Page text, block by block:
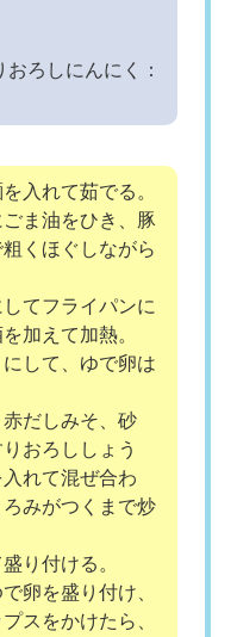
おろしにんにく：
入れて茹でる。
ごま油をひき、豚
くほぐしながら
てフライパンに
加えて加熱。
にして、ゆで卵は
赤だしみそ、砂
おろししょう
れて混ぜ合わ
みがつくまで炒
り付ける。
卵を盛り付け、
スをかけたら、